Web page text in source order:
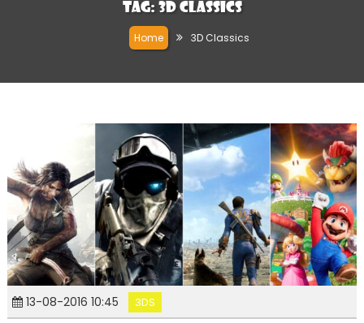
Tag: 3D Classics
Home 3D Classics
13-08-2016 10:45 3DS